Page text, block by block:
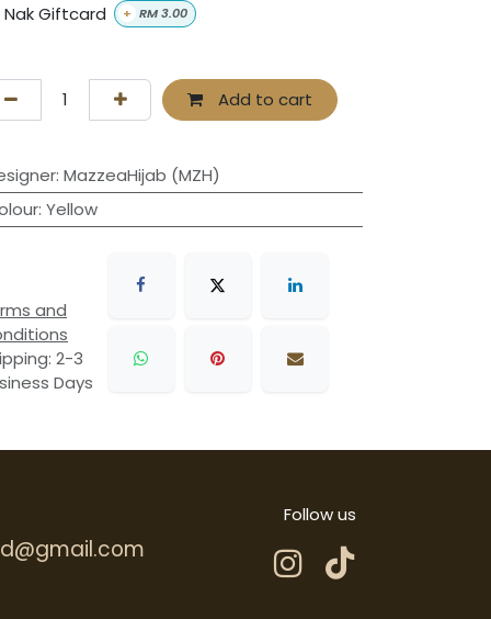
Nak Giftcard + RM3.00
Add to cart
: MazzeaHijab (MZH)
: Yellow
and
2-3
Days
Follow us